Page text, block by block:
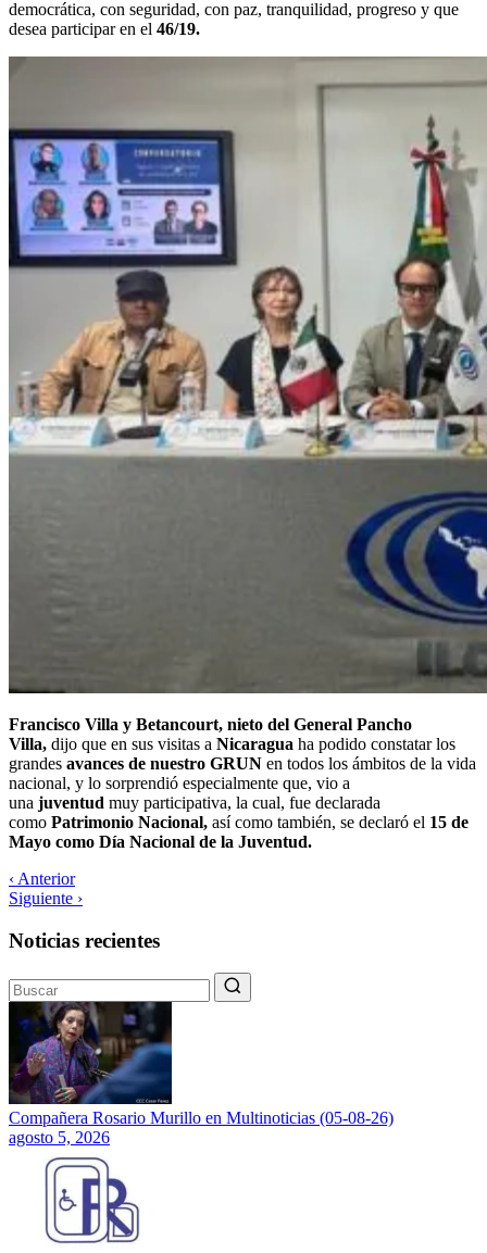
democrática, con seguridad, con paz, tranquilidad, progreso y que
desea participar en el 46/19.
Francisco Villa y Betancourt, nieto del General Pancho
Villa, dijo que en sus visitas a Nicaragua ha podido constatar los
grandes avances de nuestro GRUN en todos los ámbitos de la vida
nacional, y lo sorprendió especialmente que, vio a
una juventud muy participativa, la cual, fue declarada
como Patrimonio Nacional, así como también, se declaró el 15 de
Mayo como Día Nacional de la Juventud.
‹ Anterior
Siguiente ›
Noticias recientes
Compañera Rosario Murillo en Multinoticias (05-08-26)
agosto 5, 2026